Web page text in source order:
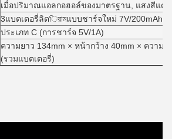
เมื่อปริมาณแอลกอฮอล์ของมาตรฐาน, แสงสีแด
3แบตเตอรี่ลิตিয়ামแบบชาร์จใหม่ 7V/200mAh
ประเภท C (การชาร์จ 5V/1A)
ความยาว 134mm × หน้ากว้าง 40mm × ความ
(รวมแบตเตอรี่)